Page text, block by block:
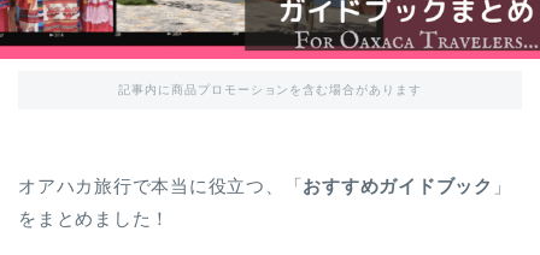
記事内に商品プロモーションを含む場合があります
オアハカ旅行で本当に役立つ、「おすすめガイドブック 」
をまとめました！